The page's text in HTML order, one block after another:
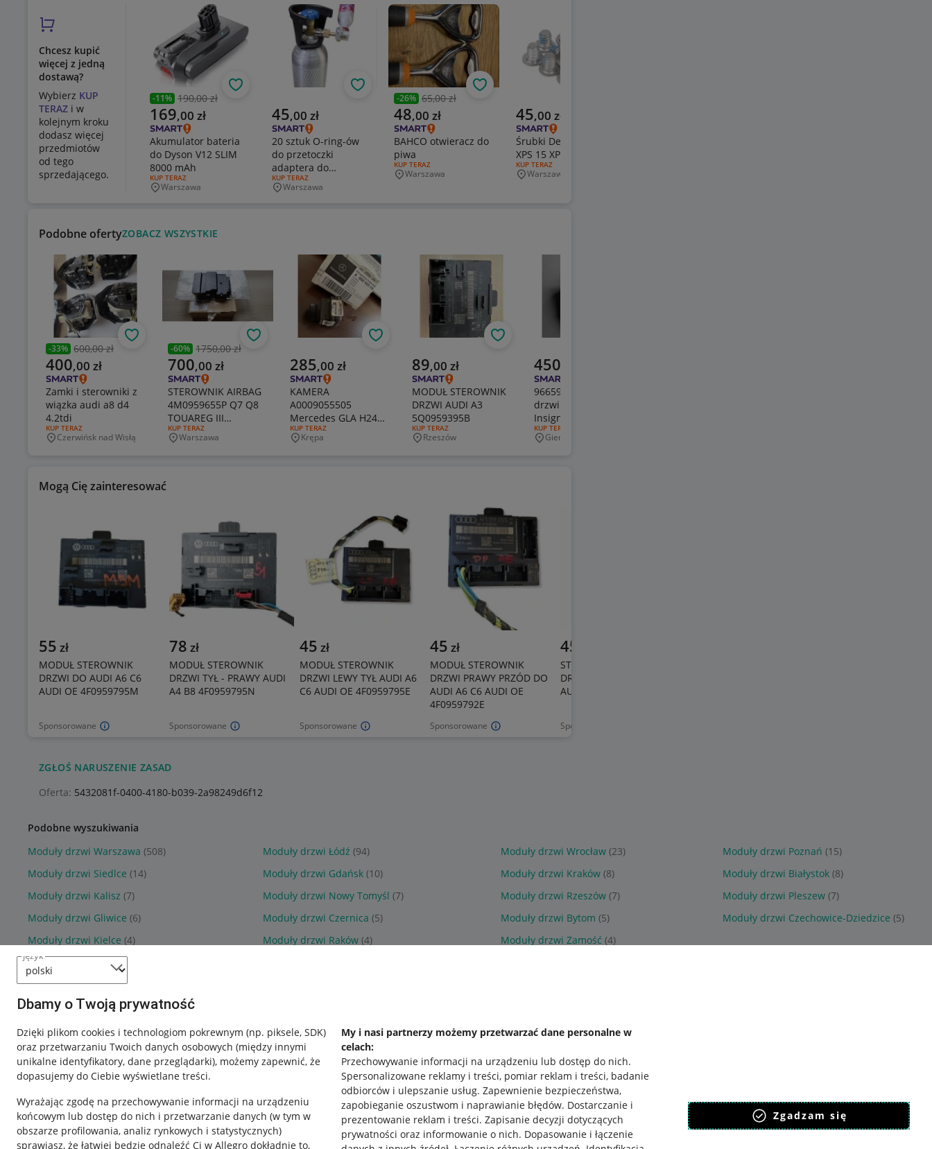
język
Dbamy o Twoją prywatność
Dzięki plikom cookies i technologiom pokrewnym (np. piksele, SDK)
oraz przetwarzaniu Twoich danych osobowych (między innymi
unikalne identyfikatory, dane przeglądarki), możemy zapewnić, że
dopasujemy do Ciebie wyświetlane treści.
Wyrażając zgodę na przechowywanie informacji na urządzeniu
końcowym lub dostęp do nich i przetwarzanie danych (w tym w
obszarze profilowania, analiz rynkowych i statystycznych)
sprawiasz, że łatwiej będzie odnaleźć Ci w Allegro dokładnie to,
My i nasi partnerzy możemy przetwarzać dane personalne w
celach:
Przechowywanie informacji na urządzeniu lub dostęp do nich.
Spersonalizowane reklamy i treści, pomiar reklam i treści, badanie
odbiorców i ulepszanie usług. Zapewnienie bezpieczeństwa,
zapobieganie oszustwom i naprawianie błędów. Dostarczanie i
prezentowanie reklam i treści. Zapisanie decyzji dotyczących
prywatności oraz informowanie o nich. Dopasowanie i łączenie
Zgadzam się
Chcesz kupić
więcej z jedną
dostawą?
Wybierz KUP
TERAZ i w
kolejnym kroku
dodasz więcej
przedmiotów
od tego
sprzedającego.
Poprzednia cena
-11% 190,00 zł
Aktualna cena
169,00 zł
Akumulator bateria
do Dyson V12 SLIM
8000 mAh
RODZAJ OFERTY:
KUP TERAZ
Miejscowość
Warszawa
Obserwuj
Aktualna cena
45,00 zł
20 sztuk O-ring-ów
do przetoczki
adaptera do
Sodastream Quick
Connect
RODZAJ OFERTY:
KUP TERAZ
Miejscowość
Warszawa
Obserwuj
Poprzednia cena
-26% 65,00 zł
Aktualna cena
48,00 zł
BAHCO otwieracz do
piwa
RODZAJ OFERTY:
KUP TERAZ
Miejscowość
Warszawa
Obserwuj
Aktualna cena
45,00 zł
Śrubki Dell XPS 13 i
XPS 15 XPS13 XPS15
RODZAJ OFERTY:
KUP TERAZ
Miejscowość
Warszawa
Podobne ofertyZOBACZ WSZYSTKIE
Poprzednia cena
-33% 600,00 zł
Aktualna cena
400,00 zł
Zamki i sterowniki z
wiązka audi a8 d4
4.2tdi
RODZAJ OFERTY:
KUP TERAZ
Miejscowość
Czerwińsk nad Wisłą
Obserwuj
Poprzednia cena
-60% 1750,00 zł
Aktualna cena
700,00 zł
STEROWNIK AIRBAG
4M0959655P Q7 Q8
TOUAREG III
FABRYCZNIE NOWY
RODZAJ OFERTY:
KUP TERAZ
Miejscowość
Warszawa
Obserwuj
Aktualna cena
285,00 zł
KAMERA
A0009055505
Mercedes GLA H247
CLA C118 W247 W463
X167
RODZAJ OFERTY:
KUP TERAZ
Miejscowość
Krępa
Obserwuj
Aktualna cena
89,00 zł
MODUŁ STEROWNIK
DRZWI AUDI A3
5Q0959395B
RODZAJ OFERTY:
KUP TERAZ
Miejscowość
Rzeszów
Obserwuj
Aktualna cena
450
966593-102 Moduł
drzwi Astra J /
Insignia A - Sprawny
RODZAJ OFERTY:
KUP TERAZ
Miejscowość
Gierczyce
Mogą Cię zainteresować
Sponsorowane
55 zł
MODUŁ STEROWNIK
DRZWI DO AUDI A6 C6
AUDI OE 4F0959795M
Sponsorowane
78 zł
MODUŁ STEROWNIK
DRZWI TYŁ - PRAWY AUDI
A4 B8 4F0959795N
Sponsorowane
45 zł
MODUŁ STEROWNIK
DRZWI LEWY TYŁ AUDI A6
C6 AUDI OE 4F0959795E
Sponsorowane
45 zł
MODUŁ STEROWNIK
DRZWI PRAWY PRZÓD DO
AUDI A6 C6 AUDI OE
4F0959792E
Sponsorowane
45
STEROWNIK MODUŁ
DRZWI DO AUDI A6 C6 S6
AUDI OE 4F0959793C
ZGŁOŚ NARUSZENIE ZASAD
Oferta: 5432081f-0400-4180-b039-2a98249d6f12
Podobne wyszukiwania
Moduły drzwi Warszawa (508) Moduły drzwi Łódź (94) Moduły drzwi Wrocław (23) Moduły drzwi Poznań (15)
Moduły drzwi Siedlce (14) Moduły drzwi Gdańsk (10) Moduły drzwi Kraków (8) Moduły drzwi Białystok (8)
Moduły drzwi Kalisz (7) Moduły drzwi Nowy Tomyśl (7) Moduły drzwi Rzeszów (7) Moduły drzwi Pleszew (7)
Moduły drzwi Gliwice (6) Moduły drzwi Czernica (5) Moduły drzwi Bytom (5) Moduły drzwi Czechowice-Dziedzice (5)
Moduły drzwi Kielce (4) Moduły drzwi Raków (4) Moduły drzwi Zamość (4)